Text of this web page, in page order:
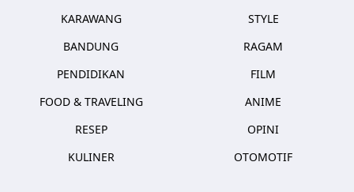
KARAWANG
BANDUNG
PENDIDIKAN
FOOD & TRAVELING
RESEP
KULINER
STYLE
RAGAM
FILM
ANIME
OPINI
OTOMOTIF